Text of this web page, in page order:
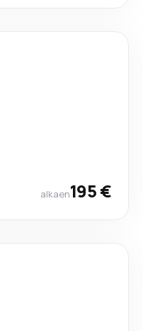
alkaen195 €